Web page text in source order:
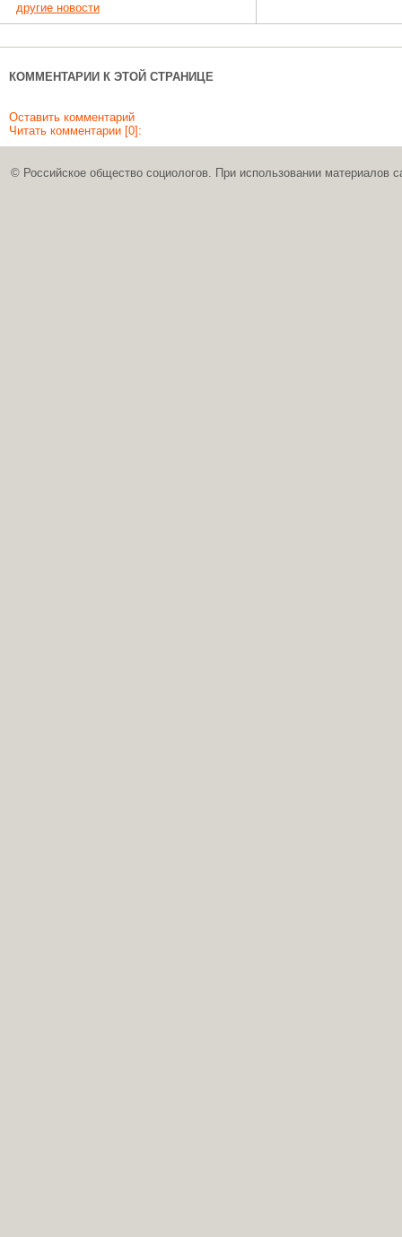
другие новости
КОММЕНТАРИИ К ЭТОЙ СТРАНИЦЕ
Оставить комментарий
Читать комментарии [0]:
© Российское общество социологов. При использовании материалов